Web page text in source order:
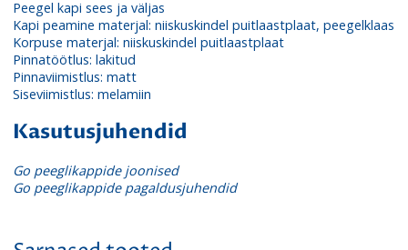
Peegel kapi sees ja väljas
Kapi peamine materjal: niiskuskindel puitlaastplaat, peegelklaas
Korpuse materjal: niiskuskindel puitlaastplaat
Pinnatöötlus: lakitud
Pinnaviimistlus: matt
Siseviimistlus: melamiin
Kasutusjuhendid
Go peeglikappide joonised
Go peeglikappide pagaldusjuhendid